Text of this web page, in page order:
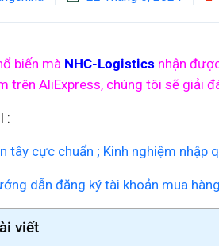
biến mà NHC-Logistics nhận
trên AliExpress, chúng tôi sẽ giải
:
tây cực chuẩn ; Kinh nghiệm nhập
dẫn đăng ký tài khoản mua
viết